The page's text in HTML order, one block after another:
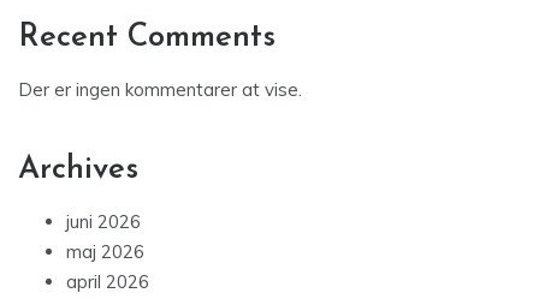
Recent Comments
Der er ingen kommentarer at vise.
Archives
juni 2026
maj 2026
april 2026